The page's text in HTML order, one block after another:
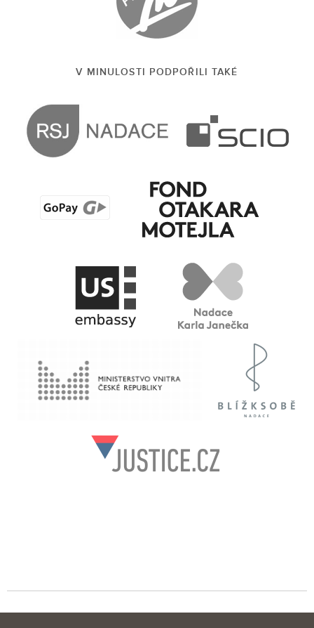
V MINULOSTI PODPOŘILI TAKÉ